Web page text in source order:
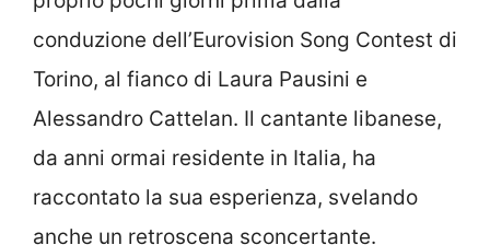
conduzione dell’Eurovision Song Contest di
Torino, al fianco di Laura Pausini e
Alessandro Cattelan. Il cantante libanese,
da anni ormai residente in Italia, ha
raccontato la sua esperienza, svelando
anche un retroscena sconcertante.